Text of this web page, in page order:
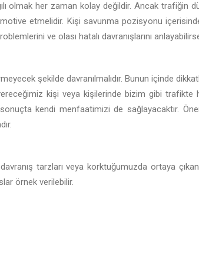
olmak her zaman kolay değildir. Ancak trafiğin
etmelidir. Kişi savunma pozisyonu
ve olası hatalı davranışlarını
şekilde davranılmalıdır. Bunun içinde
kişi veya kişilerinde bizim gibi trafikte
kendi menfaatimizi de sağlayacaktır.
tarzları veya korktuğumuzda ortaya
örnek verilebilir.